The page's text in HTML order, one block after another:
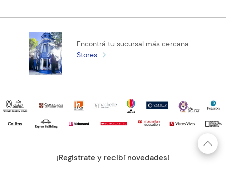
Encontrá tu sucursal más cercana
Stores
¡Registrate y recibí novedades!